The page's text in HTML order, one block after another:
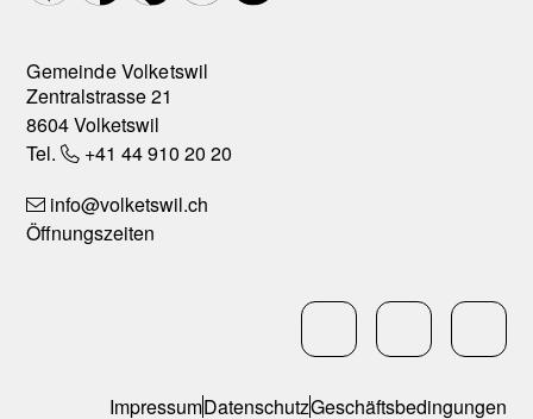
Gemeinde Volketswil
Zentralstrasse 21
8604 Volketswil
Tel.
+41 44 910 20 20
info@volketswil.ch
Öffnungszeiten
LinkedIn
ImpressumDatenschutzGeschäftsbedingungen